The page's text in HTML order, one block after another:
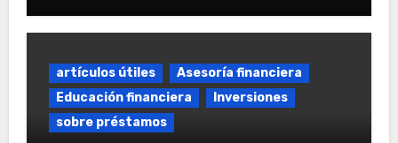
artículos útiles
Asesoría financiera
Educación financiera
Inversiones
sobre préstamos